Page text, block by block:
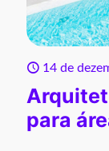
14 de
para